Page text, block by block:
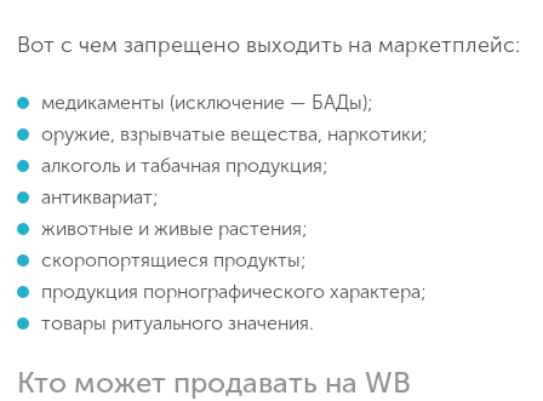
Вот с чем запрещено выходить на маркетплейс:
медикаменты (исключение — БАДы);
оружие, взрывчатые вещества, наркотики;
алкоголь и табачная продукция;
антиквариат;
животные и живые растения;
скоропортящиеся продукты;
продукция порнографического характера;
товары ритуального значения.
Кто может продавать на WB